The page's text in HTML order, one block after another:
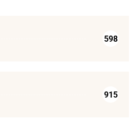
598
915